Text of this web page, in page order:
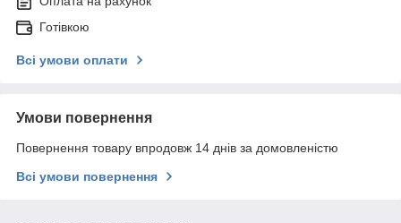
Готівкою
Всі умови оплати
Умови повернення
Повернення товару впродовж 14 днів за домовленістю
Всі умови повернення